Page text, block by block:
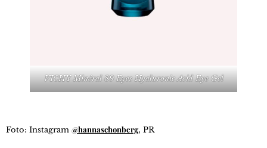
VICHY Minéral 89 Eyes Hyaluronic Acid Eye Gel
Foto: Instagram @hannaschonberg, PR